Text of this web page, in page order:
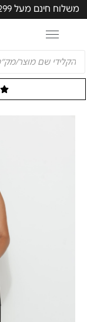
משלוח חינם מעל ₪299